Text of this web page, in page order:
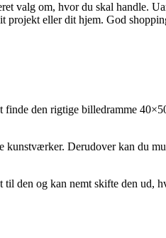
valg om, hvor du skal handle.
projekt eller dit hjem. God
finde den rigtige billedramme
kunstværker. Derudover kan du
den og kan nemt skifte den ud,